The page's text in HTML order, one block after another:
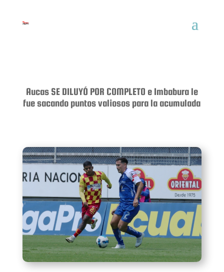
Aucas SE DILUYÓ POR COMPLETO e Imbabura le
fue sacando puntos valiosos para la acumulada